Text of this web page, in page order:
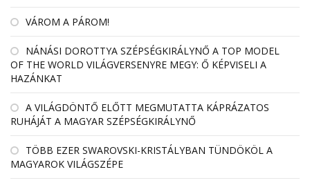
VÁROM A PÁROM!
NÁNÁSI DOROTTYA SZÉPSÉGKIRÁLYNŐ A TOP MODEL
OF THE WORLD VILÁGVERSENYRE MEGY: Ő KÉPVISELI A
HAZÁNKAT
A VILÁGDÖNTŐ ELŐTT MEGMUTATTA KÁPRÁZATOS
RUHÁJÁT A MAGYAR SZÉPSÉGKIRÁLYNŐ
TÖBB EZER SWAROVSKI-KRISTÁLYBAN TÜNDÖKÖL A
MAGYAROK VILÁGSZÉPE